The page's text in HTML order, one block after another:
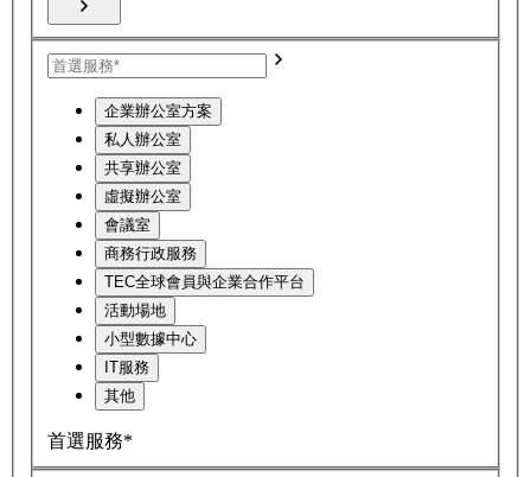
企業辦公室方案
私人辦公室
共享辦公室
虛擬辦公室
會議室
商務行政服務
TEC全球會員與企業合作平台
活動場地
小型數據中心
IT服務
其他
首選服務*